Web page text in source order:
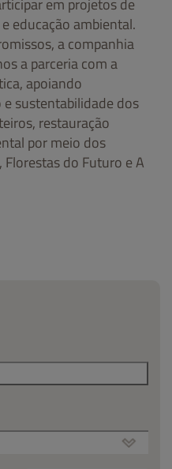
educação ambiental.
a companhia
a parceria com a
apoiando
e sustentabilidade dos
restauração
por meio dos
do Futuro e A